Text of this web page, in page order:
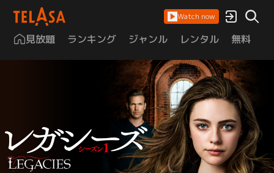
Watch now
見放題 ランキング ジャンル レンタル 無料